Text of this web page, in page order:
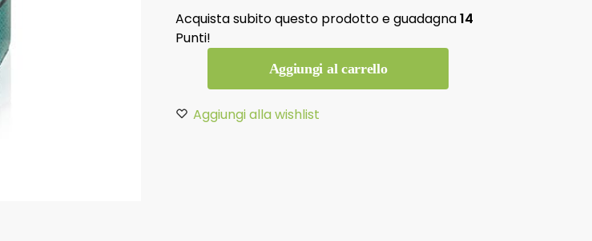
Acquista subito questo prodotto e guadagna14
Punti!
Aggiungi al carrello
Aggiungi alla wishlist